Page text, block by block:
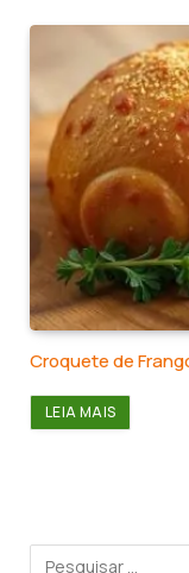
Croquete de
LEIA MAIS